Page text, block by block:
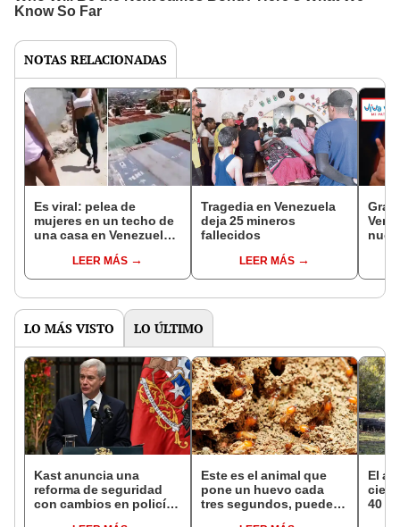
NOTAS RELACIONADAS
Es viral: pelea de
mujeres en un techo de
una casa en Venezuela
LEER MÁS
Tragedia en Venezuela
deja 25 mineros
fallecidos
LEER MÁS
LO MÁS VISTO LO ÚLTIMO
Kast anuncia una
reforma de seguridad
con cambios en policías
Este es el animal que
pone un huevo cada
tres segundos, puede
El
40